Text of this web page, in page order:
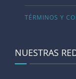
TÉRMINOS Y
NUESTRAS